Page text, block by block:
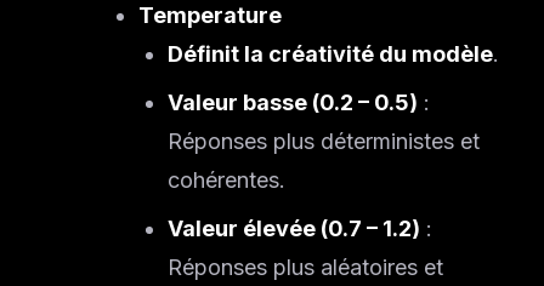
Temperature
Définit la créativité du modèle.
Valeur basse (0.2 – 0.5) :
Réponses plus déterministes et
cohérentes.
Valeur élevée (0.7 – 1.2) :
Réponses plus aléatoires et